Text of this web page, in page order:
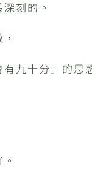
刻的。
九十分」的思